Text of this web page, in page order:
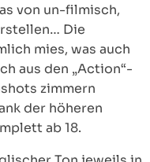
von un-filmisch,
Die
mies, was auch
aus den „Action“-
zimmern
der höheren
ab 18.